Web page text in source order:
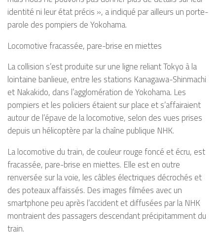
identité ni leur état précis », a indiqué par ailleurs un porte-
parole des pompiers de Yokohama.
Locomotive fracassée, pare-brise en miettes
La collision s’est produite sur une ligne reliant Tokyo à la
lointaine banlieue, entre les stations Kanagawa-Shinmachi
et Nakakido, dans l’agglomération de Yokohama. Les
pompiers et les policiers étaient sur place et s’affairaient
autour de l’épave de la locomotive, selon des vues prises
depuis un hélicoptère par la chaîne publique NHK.
La locomotive du train, de couleur rouge foncé et écru, est
fracassée, pare-brise en miettes. Elle est en outre
renversée sur la voie, les câbles électriques décrochés et
des poteaux affaissés. Des images filmées avec un
smartphone peu après l’accident et diffusées par la NHK
montraient des passagers descendant précipitamment du
train.